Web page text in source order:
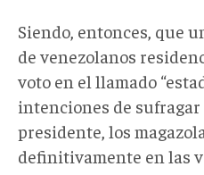
Siendo, entonces, que
de venezolanos
voto en el llamado
intenciones de
presidente, los
definitivamente en las